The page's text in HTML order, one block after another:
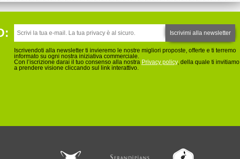
Iscrivendoti alla newsletter ti invieremo le nostre migliori proposte, offerte e ti terremo
informato su ogni nostra iniziativa commerciale.
Con l’iscrizione darai il tuo consenso alla nostra Privacy policy, della quale ti invitiamo
a prendere visione cliccando sul link interattivo.